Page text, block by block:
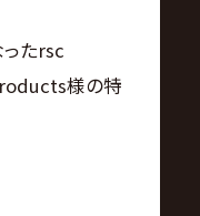
たrsc
様の特